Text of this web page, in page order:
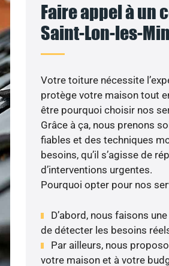
Faire appel à un
Saint-Lon-les-
Votre toiture nécessite
protège votre maison tout
être pourquoi choisir nos
Grâce à ça, nous prenons
fiables et des techniques
besoins, qu’il s’agisse de
d’interventions urgentes.
Pourquoi opter pour nos
D’abord, nous faisons
de détecter les besoins
Par ailleurs, nous
votre maison et à votre